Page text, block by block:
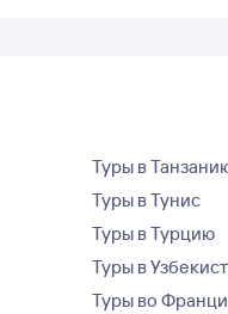
Туры в
Туры в Тунис
Туры в Турцию
Туры в
Туры во